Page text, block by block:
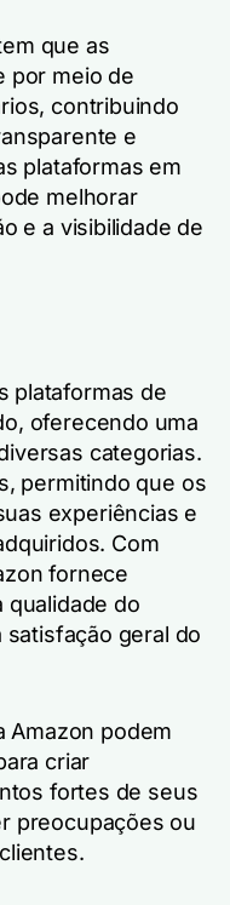
que as
por meio de
contribuindo
e
plataformas em
melhorar
e a visibilidade de
plataformas de
oferecendo uma
categorias.
permitindo que os
experiências e
Com
fornece
qualidade do
geral do
Amazon podem
criar
fortes de seus
preocupações ou